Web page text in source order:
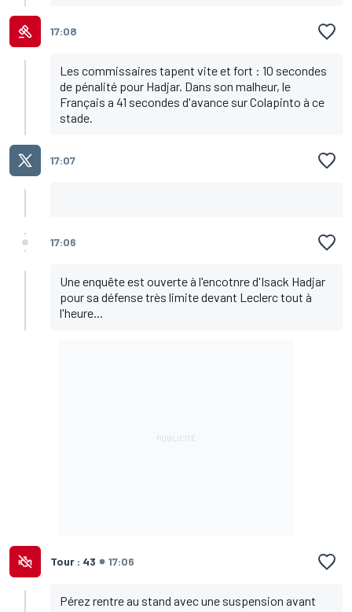
17:08
Les commissaires tapent vite et fort : 10 secondes
de pénalité pour Hadjar. Dans son malheur, le
Français a 41 secondes d'avance sur Colapinto à ce
stade.
17:07
17:06
Une enquête est ouverte à l'encotnre d'Isack Hadjar
pour sa défense très limite devant Leclerc tout à
l'heure...
Tour : 43 17:06
Pérez rentre au stand avec une suspension avant